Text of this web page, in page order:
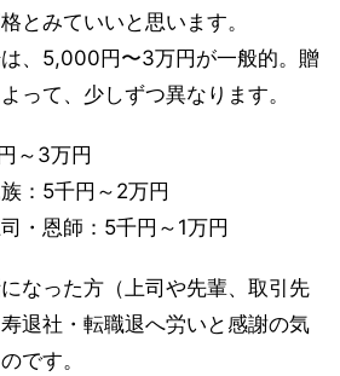
とみていいと思います。
、5,000円〜3万円が一般的。贈
って、少しずつ異なります。
～3万円
：5千円～2万円
・恩師：5千円～1万円
なった方（上司や先輩、取引先
退社・転職退へ労いと感謝の気
です。